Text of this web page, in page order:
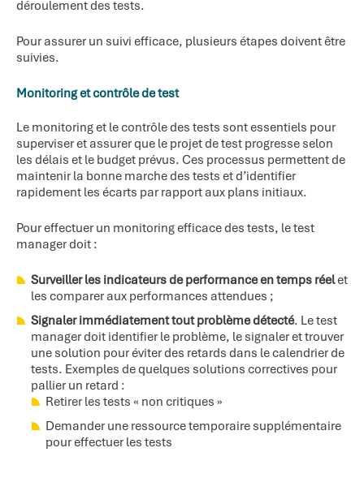
déroulement des tests.
Pour assurer un suivi efficace, plusieurs étapes doivent être
suivies.
Monitoring et contrôle de test
Le monitoring et le contrôle des tests sont essentiels pour
superviser et assurer que le projet de test progresse selon
les délais et le budget prévus. Ces processus permettent de
maintenir la bonne marche des tests et d’identifier
rapidement les écarts par rapport aux plans initiaux.
Pour effectuer un monitoring efficace des tests, le test
manager doit :
Surveiller les indicateurs de performance en temps réelet
les comparer aux performances attendues ;
Signaler immédiatement tout problème détecté. Le test
manager doit identifier le problème, le signaler et trouver
une solution pour éviter des retards dans le calendrier de
tests. Exemples de quelques solutions correctives pour
pallier un retard :
Retirer les tests « non critiques »
Demander une ressource temporaire supplémentaire
pour effectuer les tests